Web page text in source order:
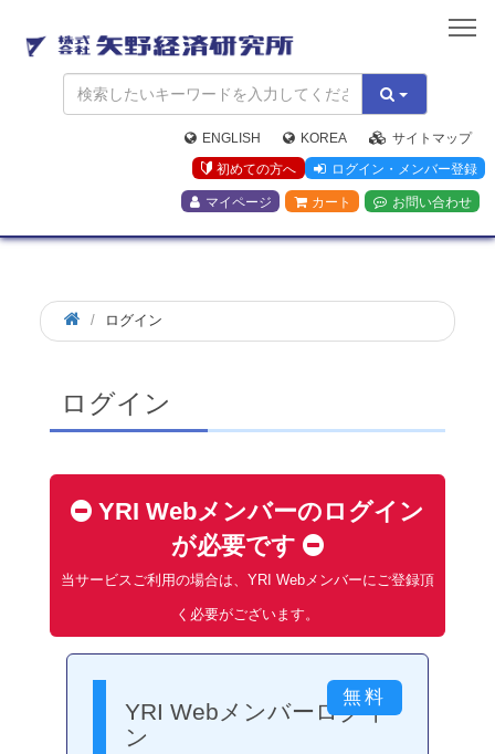
矢
野
経
済
研
究
所
ENGLISH KOREA
サイトマップ
初めての方へ
ログイン・メンバー登録
マイページ カート お問い合わせ
ログイン
ログイン
YRI Webメンバーのログイン
が必要です
当サービスご利用の場合は、YRI Webメンバーにご登録頂
く必要がございます。
YRI Webメンバーログイ
ン